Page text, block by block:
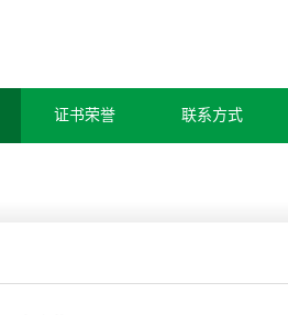
证书荣誉 联系方式